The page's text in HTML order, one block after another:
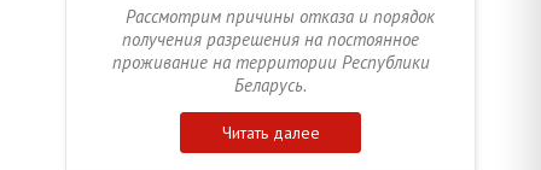
Рассмотрим причины отказа и порядок
получения разрешения на постоянное
проживание на территории Республики
Беларусь.
Читать далее